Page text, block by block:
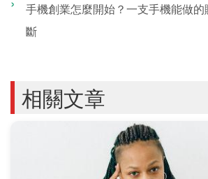
手機創業怎麼開始？一支手機能做
斷
相關文章